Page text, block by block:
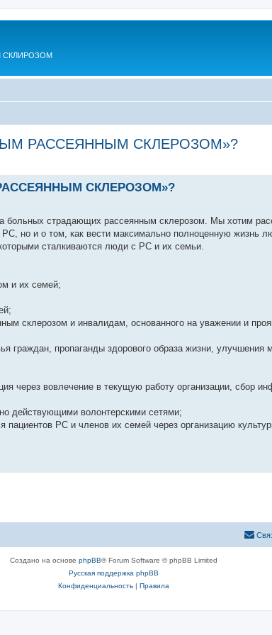
СКЛИРОЗОМ
РАССЕЯННЫМ СКЛЕРОЗОМ»?
СКЛЕРОЗОМ»?
больных страдающих рассеянным склерозом. Мы хотим
но и о том, как вести максимально полноценную жизнь
сталкиваются люди с РС и их семьи.
и их семей;
склерозом и инвалидам, основанного на уважении и
граждан, пропаганды здорового образа жизни, улучшения
через вовлечение в текущую работу организации, сбор
действующими волонтерскими сетями;
пациентов РС и членов их семей через организацию
Создано на основе phpBB® Forum Software © phpBB Limited
Русская поддержка phpBB
Конфиденциальность| Правила